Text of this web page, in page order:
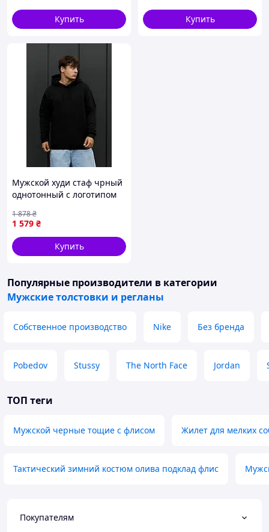
Купить
Купить
Мужской худи стаф чрный
однотонный с логотипом
Чоловіче худі стаф чорне
однотонне з логотипом
Staff
1 579 ₴
1 878₴
Купить
Популярные производители в категории
Мужские толстовки и регланы
Собственное производство Nike Без бренда
Pobedov Stussy The North Face Jordan
ТОП теги
Мужской черные тощие с флисом Жилет для мелких
Тактический зимний костюм олива подклад флис
Покупателям